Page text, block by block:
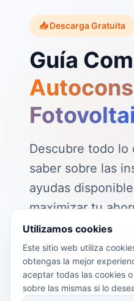
📥 Descarga Gratuita
Guía
Descubre todo lo
saber sobre las
ayudas
maximizar tu
📖 Contenido de la
Cómo funciona el
fotovoltaico
Utilizamos cookies
Este sitio web utiliza
obtengas la mejor
aceptar todas las cookies
sobre las mismas si lo